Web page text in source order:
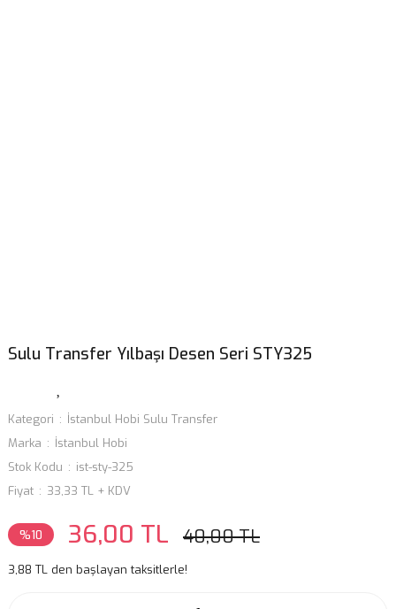
Sulu Transfer Yılbaşı Desen Seri STY325
Kategori
İstanbul Hobi Sulu Transfer
Marka
İstanbul Hobi
Stok Kodu
ist-sty-325
Fiyat
33,33 TL + KDV
%10 36,00 TL 40,00 TL
3,88 TL den başlayan taksitlerle!